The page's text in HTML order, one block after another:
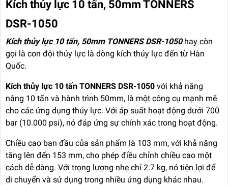
Kích thủy lực 10 tấn, 50mm TONNERS
DSR-1050
Kích thủy lực 10 tấn, 50mm TONNERS DSR-1050hay còn
gọi là con đội thủy lực là dòng kích thủy lực đến từ Hàn
Quốc.
Kích thủy lực 10 tấn TONNERS DSR-1050 với khả năng
nâng 10 tấn và hành trình 50mm, là một công cụ mạnh mẽ
cho các ứng dụng thủy lực. Với áp suất hoạt động dưới 700
bar (10.000 psi), nó đáp ứng sự chính xác trong hoạt động.
Chiều cao ban đầu của sản phẩm là 103 mm, với khả năng
tăng lên đến 153 mm, cho phép điều chỉnh chiều cao một
cách dễ dàng. Với trọng lượng nhẹ chỉ 2.7 kg, nó tiện lợi để
di chuyển và sử dụng trong nhiều ứng dụng khác nhau.